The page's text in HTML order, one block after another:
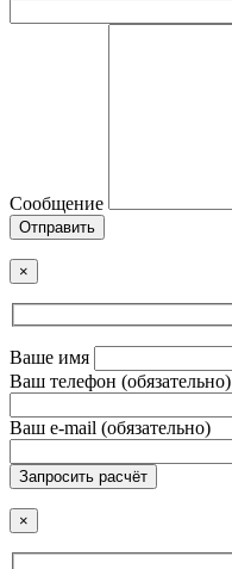
Сообщение
Отправить
×
Ваше имя
Ваш телефон (обязательно)
Ваш e-mail (обязательно)
Запросить расчёт
×